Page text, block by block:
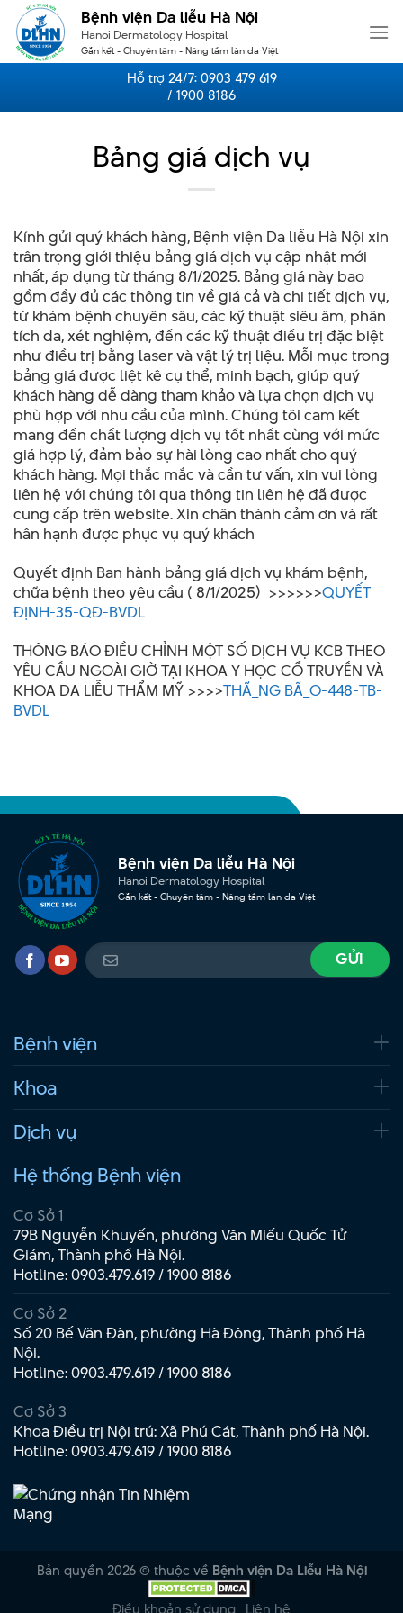
Skip
content
Bệnh viện Da liễu Hà Nội
Hanoi Dermatology Hospital
Gắn kết - Chuyên tâm - Nâng tầm làn da Việt
Hỗ trợ 24/7: 0903 479 619
/ 1900 8186
Bảng giá dịch vụ
Kính gửi quý khách hàng, Bệnh viện Da liễu Hà Nội xin
trân trọng giới thiệu bảng giá dịch vụ cập nhật mới
nhất, áp dụng từ tháng 8/1/2025. Bảng giá này bao
gồm đầy đủ các thông tin về giá cả và chi tiết dịch vụ,
từ khám bệnh chuyên sâu, các kỹ thuật siêu âm, phân
tích da, xét nghiệm, đến các kỹ thuật điều trị đặc biệt
như điều trị bằng laser và vật lý trị liệu. Mỗi mục trong
bảng giá được liệt kê cụ thể, minh bạch, giúp quý
khách hàng dễ dàng tham khảo và lựa chọn dịch vụ
phù hợp với nhu cầu của mình. Chúng tôi cam kết
mang đến chất lượng dịch vụ tốt nhất cùng với mức
giá hợp lý, đảm bảo sự hài lòng cao nhất cho quý
khách hàng. Mọi thắc mắc và cần tư vấn, xin vui lòng
liên hệ với chúng tôi qua thông tin liên hệ đã được
cung cấp trên website. Xin chân thành cảm ơn và rất
hân hạnh được phục vụ quý khách
Quyết định Ban hành bảng giá dịch vụ khám bệnh,
chữa bệnh theo yêu cầu ( 8/1/2025) >>>>>>QUYẾT
ĐỊNH-35-QĐ-BVDL
THÔNG BÁO ĐIỀU CHỈNH MỘT SỐ DỊCH VỤ KCB THEO
YÊU CẦU NGOÀI GIỜ TẠI KHOA Y HỌC CỔ TRUYỀN VÀ
KHOA DA LIỄU THẨM MỸ >>>>THÃ_NG BÃ_O-448-TB-
BVDL
Bệnh viện Da liễu Hà Nội
Hanoi Dermatology Hospital
Gắn kết - Chuyên tâm - Nâng tầm làn da Việt
Bệnh viện
Khoa
Dịch vụ
Hệ thống Bệnh viện
Cơ Sở 1
79B Nguyễn Khuyến, phường Văn Miếu Quốc Tử
Giám, Thành phố Hà Nội.
Hotline:0903.479.619/1900 8186
Cơ Sở 2
Số 20 Bế Văn Đàn, phường Hà Đông, Thành phố Hà
Nội.
Hotline:0903.479.619/1900 8186
Cơ Sở 3
Khoa Điều trị Nội trú: Xã Phú Cát, Thành phố Hà Nội.
Hotline:0903.479.619/1900 8186
Bản quyền 2026 © thuộc về Bệnh viện Da Liễu Hà Nội